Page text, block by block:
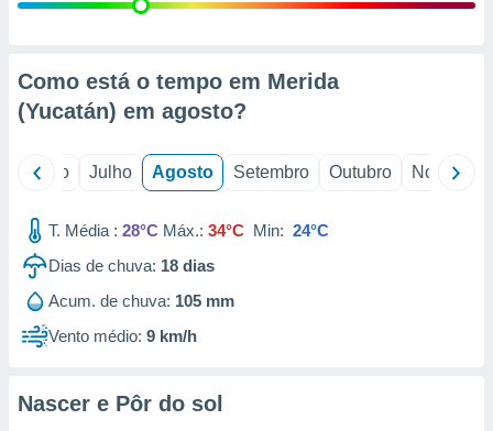
através
estudos
1199
Como está o tempo em Merida
(Yucatán) em agosto?
Junho Julho Agosto Setembro Outubro Novembro
T. Média : 28°C Máx.: 34°C Min: 24°C
Dias de chuva: 18 dias
Acum. de chuva: 105 mm
Vento médio: 9 km/h
Nascer e Pôr do sol